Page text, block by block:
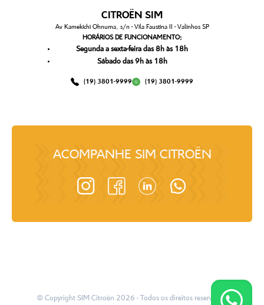
CITROËN SIM
Av Kamekichi Ohnuma, s/n - Vila Faustina II - Valinhos SP
HORÁRIOS DE FUNCIONAMENTO:
Segunda a sexta-feira das 8h às 18h
Sábado das 9h às 18h
(19) 3801-9999 (19) 3801-9999
ACOMPANHE SIM CITROËN
© Copyright SIM Citroën 2026 - Todos os direitos reservados